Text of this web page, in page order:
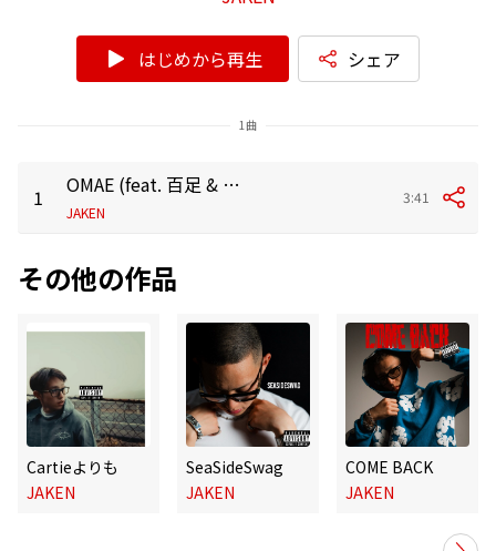
はじめから再生 シェア
1曲
1 OMAE (feat. 百足 & 韻マン)
JAKEN
3:41
その他の作品
Cartieよりも
JAKEN
SeaSideSwag
JAKEN
COME BACK
JAKEN